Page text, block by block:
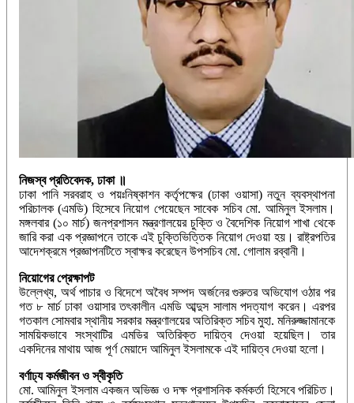
নিজস্ব প্রতিবেদক, ঢাকা ॥
ঢাকা পানি সরবরাহ ও পয়ঃনিষ্কাশন কর্তৃপক্ষের (ঢাকা ওয়াসা) নতুন ব্যবস্থাপনা
পরিচালক (এমডি) হিসেবে নিয়োগ পেয়েছেন সাবেক সচিব মো. আমিনুল ইসলাম।
মঙ্গলবার (১০ মার্চ) জনপ্রশাসন মন্ত্রণালয়ের চুক্তি ও বৈদেশিক নিয়োগ শাখা থেকে
জারি করা এক প্রজ্ঞাপনে তাকে এই চুক্তিভিত্তিক নিয়োগ দেওয়া হয়। রাষ্ট্রপতির
আদেশক্রমে প্রজ্ঞাপনটিতে স্বাক্ষর করেছেন উপসচিব মো. গোলাম রব্বানী।
নিয়োগের প্রেক্ষাপট
উল্লেখ্য, অর্থ পাচার ও বিদেশে অবৈধ সম্পদ অর্জনের গুরুতর অভিযোগ ওঠার পর
গত ৮ মার্চ ঢাকা ওয়াসার তৎকালীন এমডি আব্দুস সালাম পদত্যাগ করেন। এরপর
গতকাল সোমবার স্থানীয় সরকার মন্ত্রণালয়ের অতিরিক্ত সচিব মুহা. মনিরুজ্জামানকে
সাময়িকভাবে সংস্থাটির এমডির অতিরিক্ত দায়িত্ব দেওয়া হয়েছিল। তার
একদিনের মাথায় আজ পূর্ণ মেয়াদে আমিনুল ইসলামকে এই দায়িত্ব দেওয়া হলো।
বর্ণাঢ্য কর্মজীবন ও স্বীকৃতি
মো. আমিনুল ইসলাম একজন অভিজ্ঞ ও দক্ষ প্রশাসনিক কর্মকর্তা হিসেবে পরিচিত।